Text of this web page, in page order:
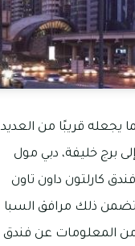
يجعله قريبًا من العديد
برج خليفة، دبي مول
كارلتون داون تاون
يتضمن ذلك مرافق السبا
من المعلومات عن فندق